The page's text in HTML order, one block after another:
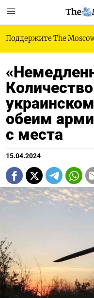
Поддержите The
обеим
с места
15.04.2024